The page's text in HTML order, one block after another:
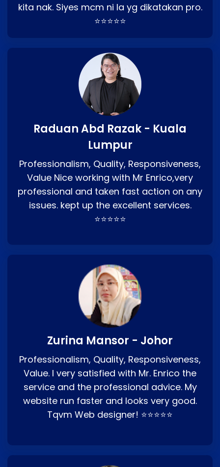
kita nak. Siyes mcm ni la yg dikatakan pro.
⭐⭐⭐⭐⭐
Raduan Abd Razak - Kuala
Lumpur
Professionalism, Quality, Responsiveness,
Value Nice working with Mr Enrico,very
professional and taken fast action on any
issues. kept up the excellent services.
⭐⭐⭐⭐⭐
Zurina Mansor - Johor
Professionalism, Quality, Responsiveness,
Value. I very satisfied with Mr. Enrico the
service and the professional advice. My
website run faster and looks very good.
Tqvm Web designer! ⭐⭐⭐⭐⭐